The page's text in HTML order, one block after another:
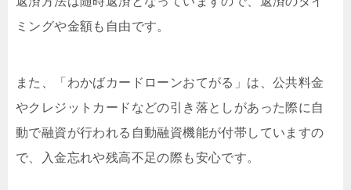
ミングや金額も自由です。
また、「わかばカードローンおてがる」は、公共料金
やクレジットカードなどの引き落としがあった際に自
動で融資が行われる自動融資機能が付帯していますの
で、入金忘れや残高不足の際も安心です。